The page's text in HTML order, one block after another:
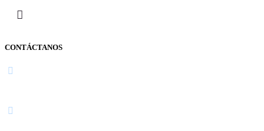
CONTÁCTANOS